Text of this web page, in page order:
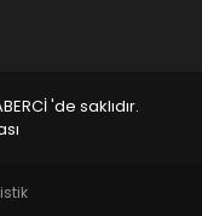
'de saklıdır.